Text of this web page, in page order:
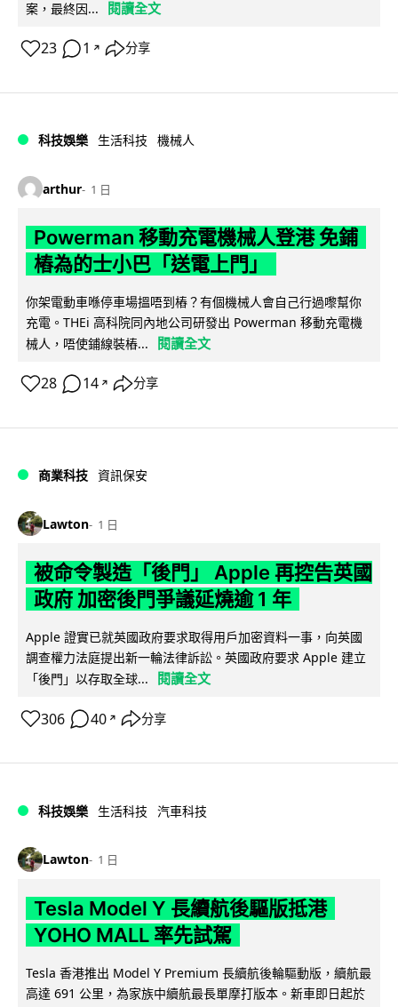
案，最終因...
閱讀全文
23 1 ↗ 分享
科技娛樂 生活科技 機械人
arthur 1 日
Powerman 移動充電機械人登港 免鋪
樁為的士小巴「送電上門」
你架電動車喺停車場搵唔到樁？有個機械人會自己行過嚟幫你
充電。THEi 高科院同內地公司研發出 Powerman 移動充電機
械人，唔使鋪線裝樁...
閱讀全文
28 14 ↗ 分享
商業科技 資訊保安
Lawton 1 日
被命令製造「後門」 Apple 再控告英國
政府 加密後門爭議延燒逾 1 年
Apple 證實已就英國政府要求取得用戶加密資料一事，向英國
調查權力法庭提出新一輪法律訴訟。英國政府要求 Apple 建立
「後門」以存取全球...
閱讀全文
306 40 ↗ 分享
科技娛樂 生活科技 汽車科技
Lawton 1 日
Tesla Model Y 長續航後驅版抵港
YOHO MALL 率先試駕
Tesla 香港推出 Model Y Premium 長續航後輪驅動版，續航最
高達 691 公里，為家族中續航最長單摩打版本。新車即日起於